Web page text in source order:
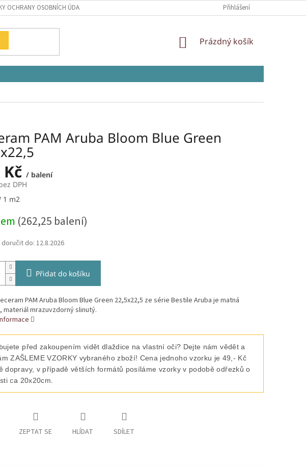
OCHRANY OSOBNÍCH ÚDAJŮ Přihlášení
NÁKUPNÍ
Prázdný košík
PAM Aruba Bloom Blue Green
/ balení
DPH
1 m2
(262,25 balení)
do: 12.8.2026
Přidat do košíku
PAM Aruba Bloom Blue Green 22,5x22,5 ze série Bestile Aruba je matná
materiál mrazuvzdorný slinutý.
před zakoupením vidět dlaždice na vlastní oči? Dejte nám vědět a
ZAŠLEME VZORKY vybraného zboží! Cena jednoho vzorku je 49,- Kč
dopravy, v případě větších formátů posíláme vzorky v podobě odřezků o
ca 20x20cm.
ZEPTAT SE HLÍDAT SDÍLET